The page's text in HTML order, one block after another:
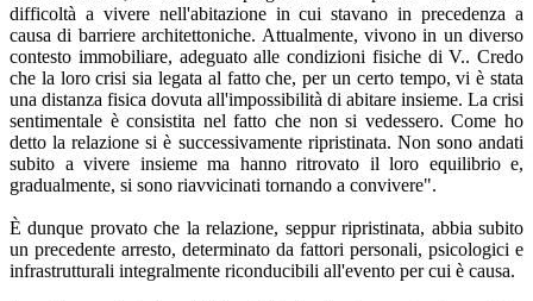
difficoltà a vivere nell'abitazione in cui stavano in precedenza a
causa di barriere architettoniche. Attualmente, vivono in un diverso
contesto immobiliare, adeguato alle condizioni fisiche di V.. Credo
che la loro crisi sia legata al fatto che, per un certo tempo, vi è stata
una distanza fisica dovuta all'impossibilità di abitare insieme. La crisi
sentimentale è consistita nel fatto che non si vedessero. Come ho
detto la relazione si è successivamente ripristinata. Non sono andati
subito a vivere insieme ma hanno ritrovato il loro equilibrio e,
gradualmente, si sono riavvicinati tornando a convivere".
È dunque provato che la relazione, seppur ripristinata, abbia subito
un precedente arresto, determinato da fattori personali, psicologici e
infrastrutturali integralmente riconducibili all'evento per cui è causa.